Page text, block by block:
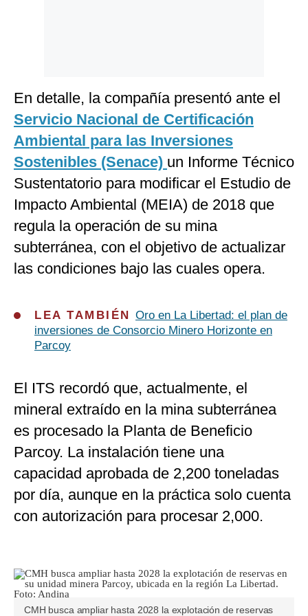
En detalle, la compañía presentó ante el
Servicio Nacional de Certificación
Ambiental para las Inversiones
Sostenibles (Senace) un Informe Técnico
Sustentatorio para modificar el Estudio de
Impacto Ambiental (MEIA) de 2018 que
regula la operación de su mina
subterránea, con el objetivo de actualizar
las condiciones bajo las cuales opera.
LEA TAMBIÉN Oro en La Libertad: el plan de
inversiones de Consorcio Minero Horizonte en
Parcoy
El ITS recordó que, actualmente, el
mineral extraído en la mina subterránea
es procesado la Planta de Beneficio
Parcoy. La instalación tiene una
capacidad aprobada de 2,200 toneladas
por día, aunque en la práctica solo cuenta
con autorización para procesar 2,000.
CMH busca ampliar hasta 2028 la explotación de reservas